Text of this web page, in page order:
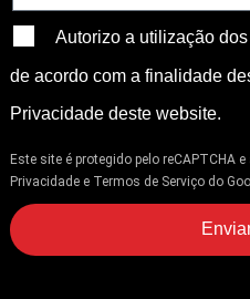
Autorizo a utilização
de acordo com a finalidade
Privacidade deste website.
Este site é protegido pelo reCAPTCHA e
Privacidade e Termos de Serviço do